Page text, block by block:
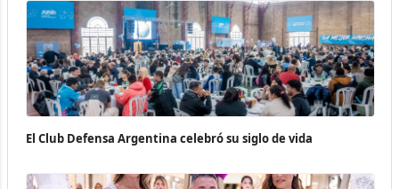
El Club Defensa Argentina celebró su siglo de vida